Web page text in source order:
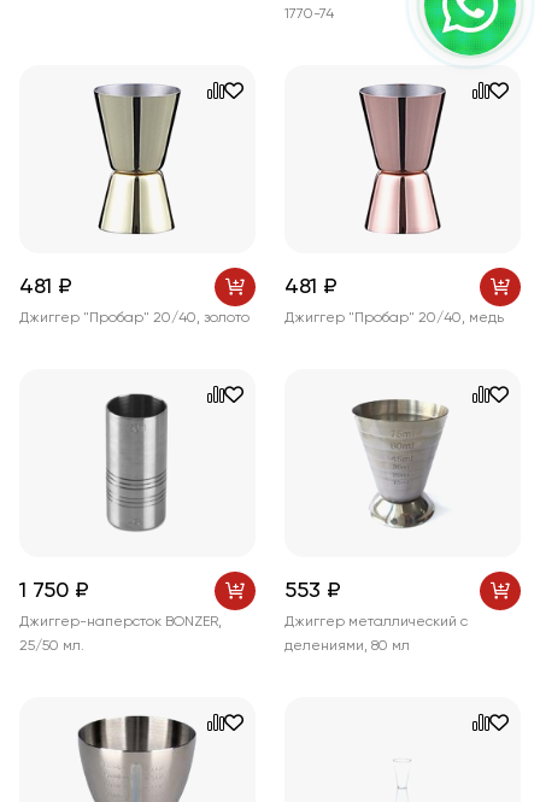
1770-74
481 ₽
Джиггер "Пробар" 20/40, золото
481 ₽
Джиггер "Пробар" 20/40, медь
1 750 ₽
Джиггер-наперсток BONZER,
25/50 мл.
553 ₽
Джиггер металлический с
делениями, 80 мл